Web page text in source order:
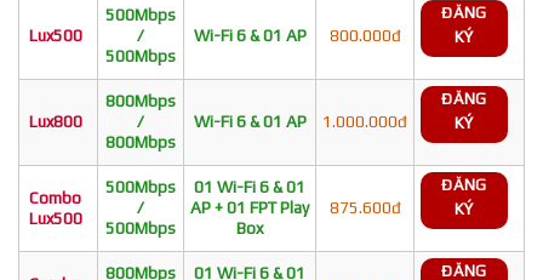
Lux500
500Mbps
/
500Mbps
Wi-Fi 6 & 01 AP 800.000đ
ĐĂNG
KÝ
Lux800
800Mbps
/
800Mbps
Wi-Fi 6 & 01 AP 1.000.000đ
ĐĂNG
KÝ
Combo
Lux500
500Mbps
/
500Mbps
01 Wi-Fi 6 & 01
AP + 01 FPT Play
Box
875.600đ
ĐĂNG
KÝ
800Mbps
01 Wi-Fi 6 & 01
ĐĂNG